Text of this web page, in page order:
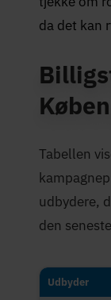
da det kan
Tabellen
udbydere,
den
Udbyder